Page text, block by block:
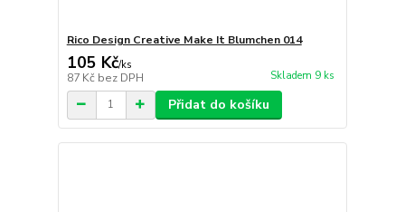
Rico Design Creative Make It Blumchen 014
105 Kč/ks
87 Kč bez DPH Skladem 9 ks
Přidat do košíku